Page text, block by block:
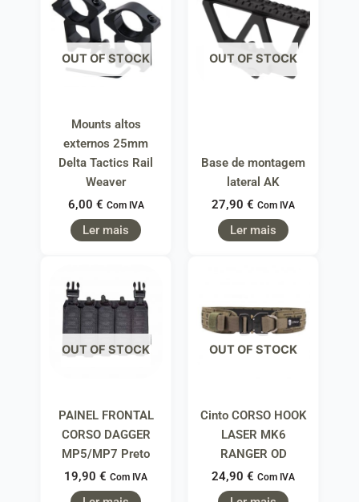
OUT OF STOCK
Mounts altos
externos 25mm
Delta Tactics Rail
Weaver
6,00 € Com IVA
Ler mais
OUT OF STOCK
Base de montagem
lateral AK
27,90 € Com IVA
Ler mais
OUT OF STOCK
PAINEL FRONTAL
CORSO DAGGER
MP5/MP7 Preto
19,90 € Com IVA
OUT OF STOCK
Cinto CORSO HOOK
LASER MK6
RANGER OD
24,90 € Com IVA